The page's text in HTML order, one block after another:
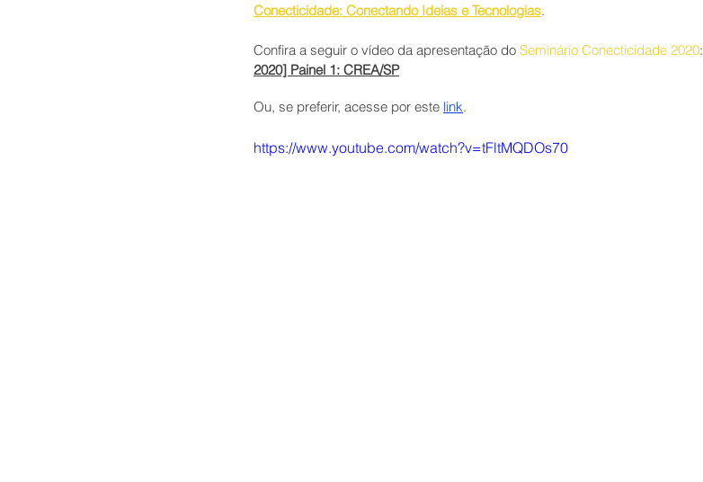
Conecticidade: Conectando Ideias e Tecnologias.
Confira a seguir o vídeo da apresentação do Seminário Conecticidade 2020:
2020] Painel 1: CREA/SP
Ou, se preferir, acesse por este link.
https://www.youtube.com/watch?v=tFltMQDOs70